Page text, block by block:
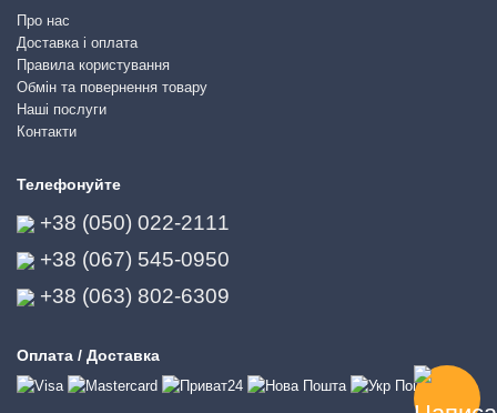
Про нас
Доставка і оплата
Правила користування
Обмін та повернення товару
Наші послуги
Контакти
Телефонуйте
+38 (050) 022-2111
+38 (067) 545-0950
+38 (063) 802-6309
Оплата / Доставка